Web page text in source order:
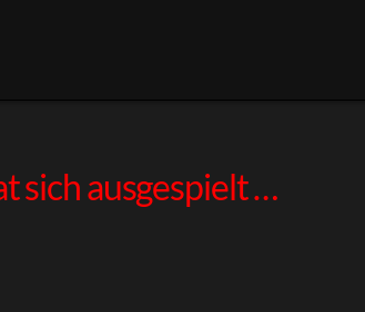
sich ausgespielt …